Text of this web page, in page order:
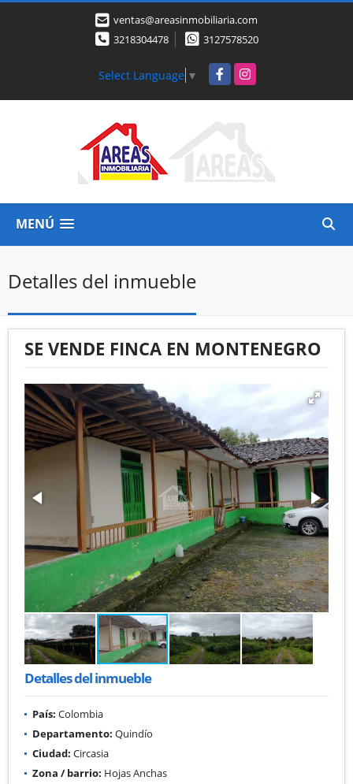
ventas@areasinmobiliaria.com
3218304478
3127578520
Select Language ▼ FacebookInstagram
MENÚ
Detalles del inmueble
SE VENDE FINCA EN MONTENEGRO
Detalles del inmueble
País: Colombia
Departamento: Quindío
Ciudad: Circasia
Zona / barrio: Hojas Anchas